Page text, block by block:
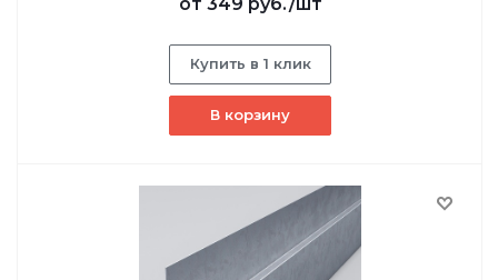
Купить в 1 клик
В корзину